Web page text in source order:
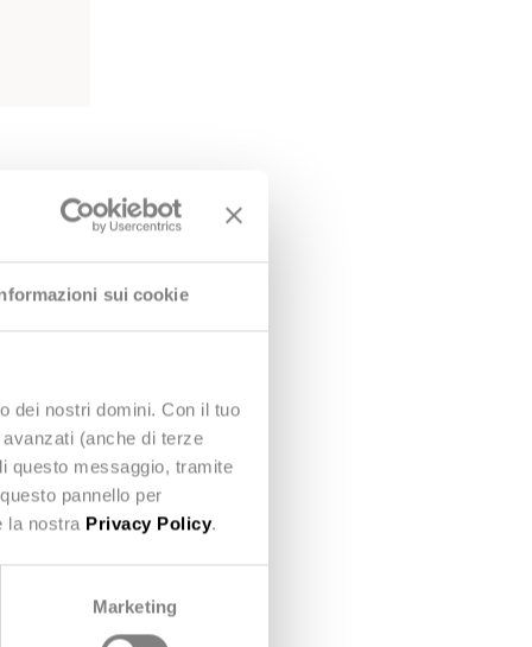
sui cookie
dei nostri domini. Con il tuo
(anche di terze
questo messaggio, tramite
pannello per
la nostra Privacy Policy.
Marketing